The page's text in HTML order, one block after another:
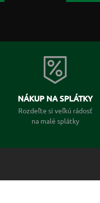
NÁKUP NA SPLÁTKY
Rozdeľte si veľkú rádosť
na malé splátky